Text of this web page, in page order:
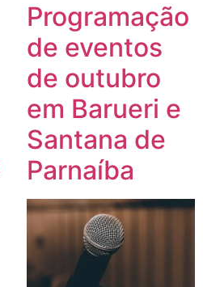
Programação
de eventos
de outubro
em Barueri e
Santana de
Parnaíba